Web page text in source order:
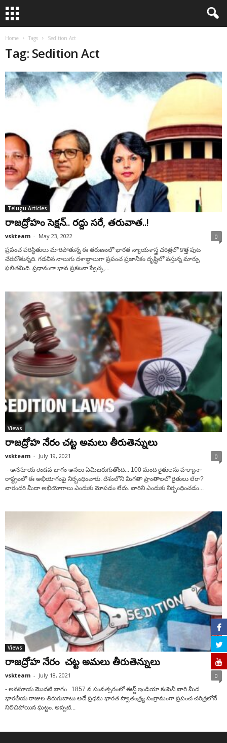
Home Tags Sedition Act
Tag: Sedition Act
Telugu Articles
రాజద్రోహం సెక్షన్‌.. ‌రద్దు సరే, తరువాత..!
vskteam - May 23, 2022 0
ప్రపంచ పరిస్థితులు మారిపోతున్న ఈ తరుణంలో భారత న్యాయశాస్త్ర చరిత్రలో కొత్త పుట
చేరబోతున్నది. గడచిన నాలుగు దశాబ్దాలుగా ప్రపంచ ప్రజానీకం దృష్టిలో వస్తున్న మార్పు
ఫలితమిది. ప్రధానంగా భావ ప్రకటనా స్వేచ్ఛ,...
Views
రాజద్రోహ నేరం చట్ట అమలు తీరుతెన్నులు
vskteam - July 19, 2021 0
- అనసూయ రెండవ భాగం అసలు ఏమిజరుగుతోంది... 100 మంది రైతులను హర్యానా
రాష్ట్రంలో ఈ అభియోగంపై నిర్బంధించారు. దేశంలోని మిగతా ప్రాంతాలలో రైతులు లేరా?
వారందరి మీదా అభియోగాలు ఎందుకు మోపడం లేదు. వారిని ఎందుకు నిర్బంధించడం...
Views
రాజద్రోహ నేరం చట్ట అమలు తీరుతెన్నులు
vskteam - July 18, 2021 0
- అనసూయ మొదటి భాగం 1857 వ సంవత్సరంలో ఈస్ట్ ఇండియా కంపెనీ వారి మీద
భారతీయ రాజుల తిరుగుబాటు అదే ప్రధమ భారత స్వాతంత్ర్య సంగ్రామంగా ప్రపంచ చరిత్రలోనే
నిలిచిపోయిన ఘట్టం. అప్పటి...